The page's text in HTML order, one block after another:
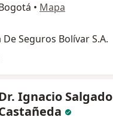
• Mapa
Seguros Bolívar S.A.
Ignacio Salgado